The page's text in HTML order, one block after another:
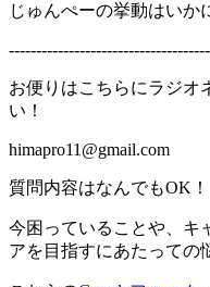
じゅんぺーの挙動はいか
お便りはこちらにラジオ
い！
himapro11@gmail.com
質問内容はなんでもOK！
今困っていることや、キ
アを目指すにあたっての